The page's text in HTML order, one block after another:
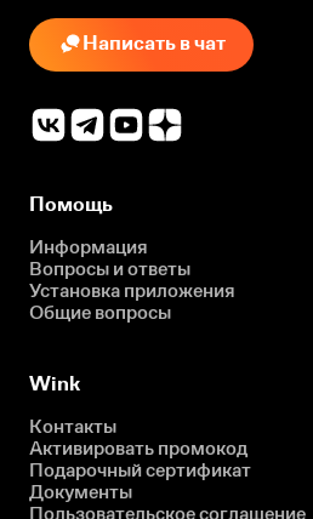
Написать в чат
Помощь
Информация
Вопросы и ответы
Установка приложения
Общие вопросы
Wink
Контакты
Активировать промокод
Подарочный сертификат
Документы
Пользовательское соглашение